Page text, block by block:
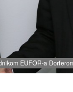
EUFOR-a